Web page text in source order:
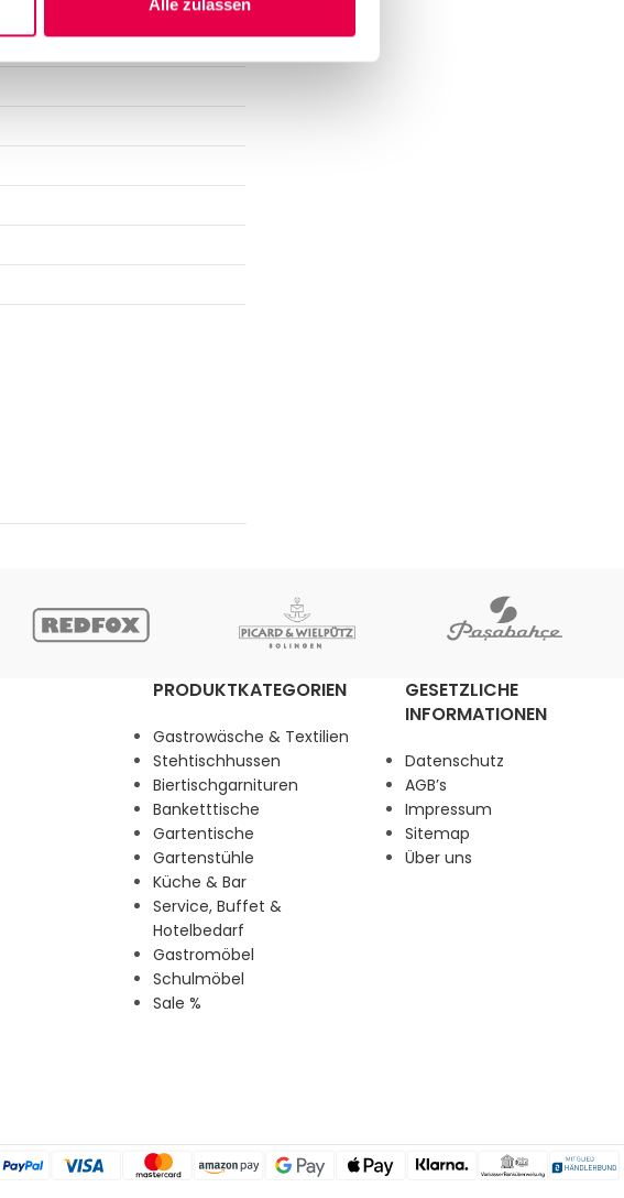
Alle zulassen
PRODUKTKATEGORIEN
Gastrowäsche & Textilien
Stehtischhussen
Biertischgarnituren
Banketttische
Gartentische
Gartenstühle
Küche & Bar
Service, Buffet &
Hotelbedarf
Gastromöbel
Schulmöbel
Sale %
GESETZLICHE
INFORMATIONEN
Datenschutz
AGB’s
Impressum
Sitemap
Über uns